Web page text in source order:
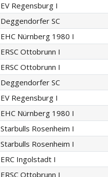
EV Regensburg I
Deggendorfer SC
EHC Nürnberg 1980 I
ERSC Ottobrunn I
ERSC Ottobrunn I
Deggendorfer SC
EV Regensburg I
EHC Nürnberg 1980 I
Starbulls Rosenheim I
Starbulls Rosenheim I
ERC Ingolstadt I
ERSC Ottobrunn I